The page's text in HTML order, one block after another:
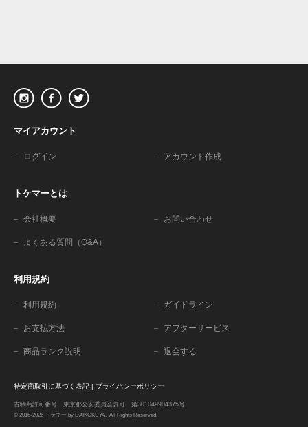
マイアカウント
ログイン アカウント作成
トケマーとは
会社概要 お問い合わせ
よくある質問（Q&A）
利用規約
利用規約 ガイドライン
お支払方法 アフターサービス
商品ランク説明 退会する
特定商取引に基づく表記 | プライバシーポリシー
古物商許可番号 東京都公安委員会許可 第301049904375号
© 2016-2026 トケマー by DAIKOKUYA. All Rights Reserved.